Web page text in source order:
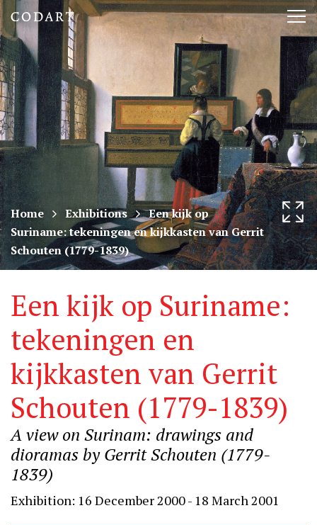
CODART,
Dutch
and
Flemish
art
in
museums
worldwide
Home Exhibitions
Een kijk op
Suriname: tekeningen en kijkkasten van Gerrit
Schouten (1779-1839)
Een kijk op Suriname:
tekeningen en
kijkkasten van Gerrit
Schouten (1779-1839)
A view on Surinam: drawings and
dioramas by Gerrit Schouten (1779-
1839)
Exhibition: 16 December 2000 - 18 March 2001